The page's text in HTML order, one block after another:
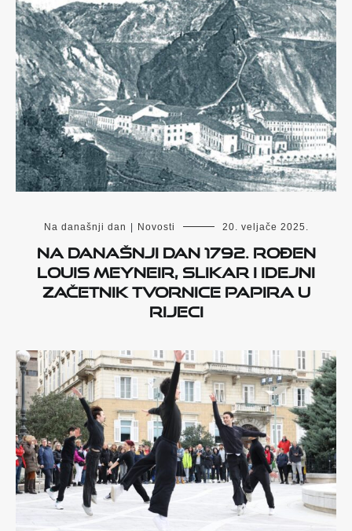
Na današnji dan Novosti 20. veljače 2025.
Na današnji dan 1792. rođen
Louis Meyneir, slikar i idejni
začetnik Tvornice papira u
Rijeci